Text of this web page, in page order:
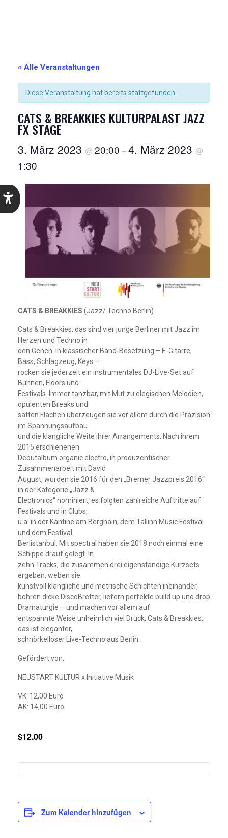
« Alle Veranstaltungen
Diese Veranstaltung hat bereits stattgefunden.
CATS & BREAKKIES KULTURPALAST JAZZ
FX STAGE
3. März 2023 @ 20:00 –4. März 2023 @
1:30
CATS & BREAKKIES (Jazz/ Techno Berlin)
Cats & Breakkies, das sind vier junge Berliner mit Jazz im
Herzen und Techno in
den Genen. In klassischer Band-Besetzung – E-Gitarre,
Bass, Schlagzeug, Keys –
rocken sie jederzeit ein instrumentales DJ-Live-Set auf
Bühnen, Floors und
Festivals. Immer tanzbar, mit Mut zu elegischen Melodien,
opulenten Breaks und
satten Flächen überzeugen sie vor allem durch die Präzision
im Spannungsaufbau
und die klangliche Weite ihrer Arrangements. Nach ihrem
2015 erschienenen
Debütalbum organic electro, in produzentischer
Zusammenarbeit mit David
August, wurden sie 2016 für den „Bremer Jazzpreis 2016“
in der Kategorie „Jazz &
Electronics“ nominiert, es folgten zahlreiche Auftritte auf
Festivals und in Clubs,
u.a. in der Kantine am Berghain, dem Tallinn Music Festival
und dem Festival
Berlistanbul. Mit spectral haben sie 2018 noch einmal eine
Schippe drauf gelegt. In
zehn Tracks, die zusammen drei eigenständige Kurzsets
ergeben, weben sie
kunstvoll klangliche und metrische Schichten ineinander,
bohren dicke DiscoBretter, liefern perfekte build up und drop
Dramaturgie – und machen vor allem auf
entspannte Weise unheimlich viel Druck. Cats & Breakkies,
das ist eleganter,
schnörkelloser Live-Techno aus Berlin.
Gefördert von:
NEUSTART KULTUR x Initiative Musik
VK: 12,00 Euro
AK: 14,00 Euro
$12.00
Zum Kalender hinzufügen